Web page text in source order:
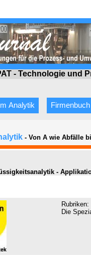
- Technologie und
Analytik Firmenbuch
- Von A wie Abfälle
-
Rubriken:
Die